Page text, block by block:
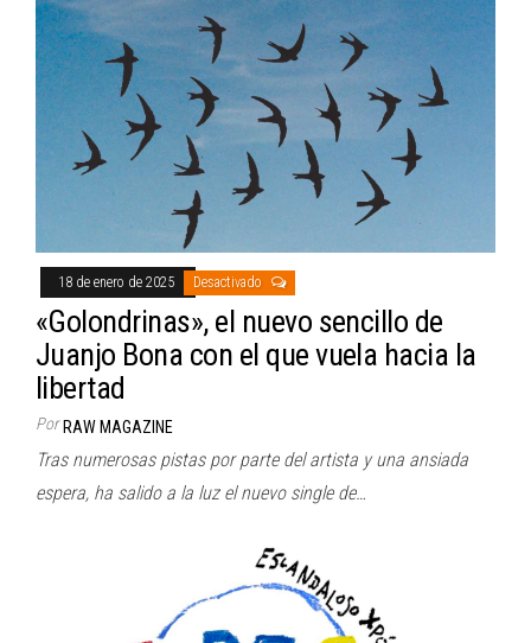
18 de enero de 2025 Desactivado
«Golondrinas», el nuevo sencillo de
Juanjo Bona con el que vuela hacia la
libertad
Por RAW MAGAZINE
Tras numerosas pistas por parte del artista y una ansiada
espera, ha salido a la luz el nuevo single de…